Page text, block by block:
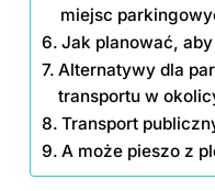
miejsc
Jak planować,
Alternatywy dla
transportu w
Transport
A może pieszo z